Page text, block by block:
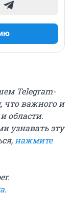
Telegram-
что важного и
области.
узнавать эту
нажмите
.